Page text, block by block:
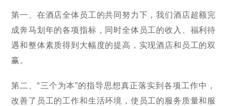
第一、在酒店全体员工的共同努力下，我们酒店超额完
成奔马划年的各项指标，同时全体员工的收入、福利待
遇和整体素质得到大幅度的提高，实现酒店和员工的双
赢。
第二、“三个为本”的指导思想真正落实到各项工作中，
改善了员工的工作和生活环境，使员工的服务质量和服